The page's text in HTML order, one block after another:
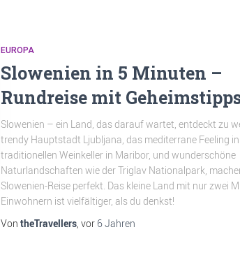
EUROPA
Slowenien in 5 Minuten –
Rundreise mit
Slowenien – ein Land, das darauf wartet, entdeckt zu
trendy Hauptstadt Ljubljana, das mediterrane Feeling in
traditionellen Weinkeller in Maribor, und wunderschöne
Naturlandschaften wie der Triglav Nationalpark,
Slowenien-Reise perfekt. Das kleine Land mit nur zwei
Einwohnern ist vielfältiger, als du denkst!
Von theTravellers, vor 6 Jahren